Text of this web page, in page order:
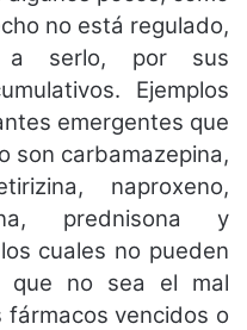
no está regulado,
a serlo, por sus
Ejemplos
emergentes que
son carbamazepina,
naproxeno,
prednisona y
cuales no pueden
que no sea el mal
vencidos o